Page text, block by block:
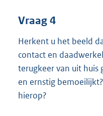
Vraag 4
Herkent u het beeld
contact en
terugkeer van uit huis
en ernstig
hierop?